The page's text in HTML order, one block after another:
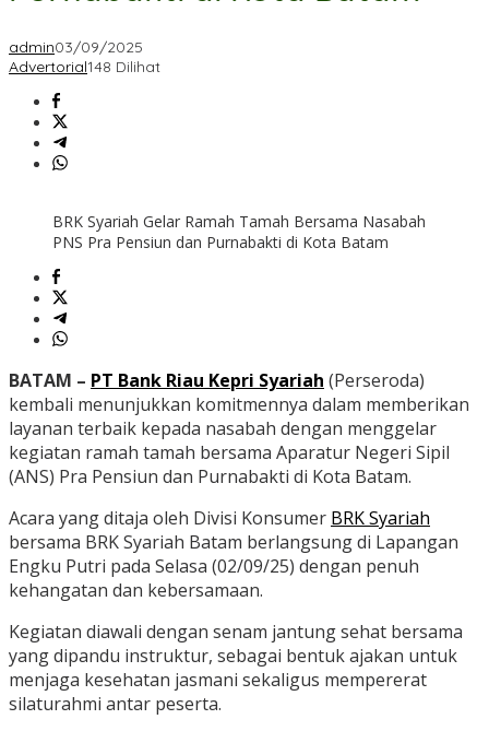
admin03/09/2025
Advertorial148 Dilihat
BRK Syariah Gelar Ramah Tamah Bersama Nasabah
PNS Pra Pensiun dan Purnabakti di Kota Batam
BATAM – PT Bank Riau Kepri Syariah (Perseroda)
kembali menunjukkan komitmennya dalam memberikan
layanan terbaik kepada nasabah dengan menggelar
kegiatan ramah tamah bersama Aparatur Negeri Sipil
(ANS) Pra Pensiun dan Purnabakti di Kota Batam.
Acara yang ditaja oleh Divisi Konsumer BRK Syariah
bersama BRK Syariah Batam berlangsung di Lapangan
Engku Putri pada Selasa (02/09/25) dengan penuh
kehangatan dan kebersamaan.
Kegiatan diawali dengan senam jantung sehat bersama
yang dipandu instruktur, sebagai bentuk ajakan untuk
menjaga kesehatan jasmani sekaligus mempererat
silaturahmi antar peserta.